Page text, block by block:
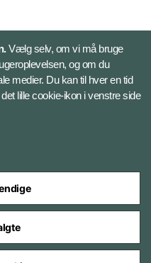
Forsvarsministeriet
Vælg selv, om vi må bruge
og om du
medier. Du kan til hver en tid
lille cookie-ikon i venstre side